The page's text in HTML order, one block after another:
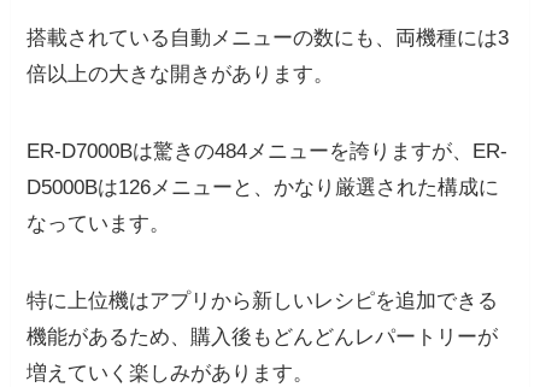
搭載されている自動メニューの数にも、両機種には3
倍以上の大きな開きがあります。
ER-D7000Bは驚きの484メニューを誇りますが、ER-
D5000Bは126メニューと、かなり厳選された構成に
なっています。
特に上位機はアプリから新しいレシピを追加できる
機能があるため、購入後もどんどんレパートリーが
増えていく楽しみがあります。